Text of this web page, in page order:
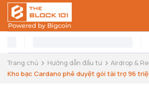
Trang chủ Hướng dẫn đầu tư
Airdrop &
Kho bạc Cardano phê duyệt gói tài trợ 96